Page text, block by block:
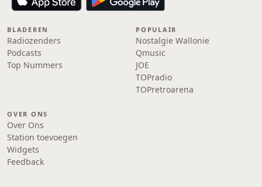
BLADEREN
Radiozenders
Podcasts
Top Nummers
POPULAIR
Nostalgie Wallonie
Qmusic
JOE
TOPradio
TOPretroarena
OVER ONS
Over Ons
Station toevoegen
Widgets
Feedback